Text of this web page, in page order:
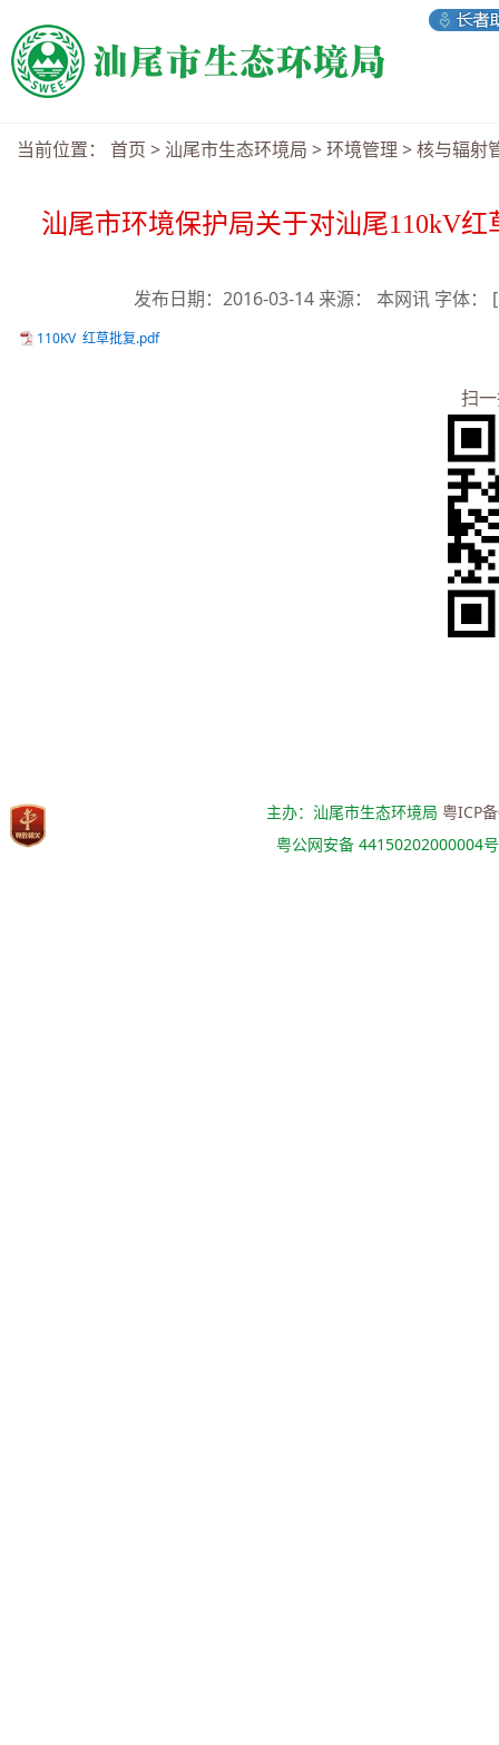
当前位置： 首页 > 汕尾市生态环境局 >环境管理 >核与辐射
汕尾市环境保护局关于对汕尾110kV
发布日期：2016-03-14 来源： 本网讯 字体：
110KV 红草批复.pdf
扫
主办：汕尾市生态环境局粤ICP
粤公网安备 44150202000004号